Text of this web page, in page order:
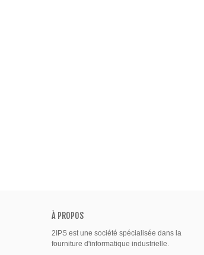
À PROPOS
2IPS est une société spécialisée dans la
fourniture d'informatique industrielle.